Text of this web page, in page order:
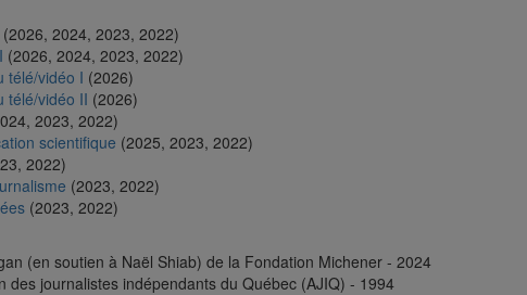
(2026, 2024, 2023, 2022)
(2026, 2024, 2023, 2022)
télé/vidéo I (2026)
télé/vidéo II (2026)
2023, 2022)
scientifique (2025, 2023, 2022)
2022)
(2023, 2022)
(2023, 2022)
(en soutien à Naël Shiab) de la Fondation Michener - 2024
des journalistes indépendants du Québec (AJIQ) - 1994